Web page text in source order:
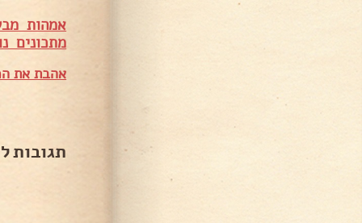
אמהות
מתכונים
אהבת את
תגובות